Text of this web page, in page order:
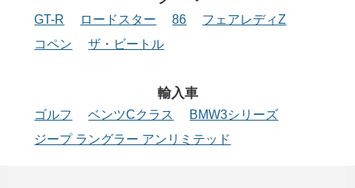
GT-R ロードスター 86
フェアレディZ
コペン
ザ・ビートル
輸入車
ゴルフ ベンツCクラス
BMW3シリーズ
ジープ ラングラー アンリミテッド